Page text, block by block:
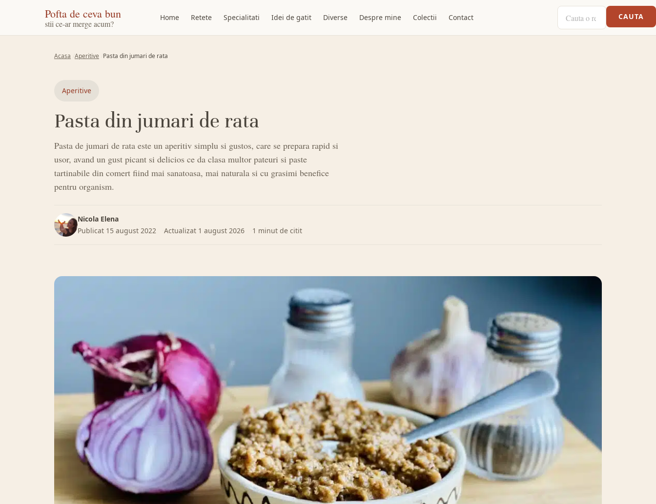
Pofta de ceva bun
stii ce-ar merge acum?
Home Retete Specialitati Idei de gatit Diverse Despre mine Colectii Contact
CAUTA O RETETA
CAUTA
Acasa Aperitive Pasta din jumari de rata
Aperitive
Pasta din jumari de rata
Pasta de jumari de rata este un aperitiv simplu si gustos, care se prepara rapid si
usor, avand un gust picant si delicios ce da clasa multor pateuri si paste
tartinabile din comert fiind mai sanatoasa, mai naturala si cu grasimi benefice
pentru organism.
Nicola Elena
Publicat 15 august 2022 Actualizat 1 august 2026 1 minut de citit